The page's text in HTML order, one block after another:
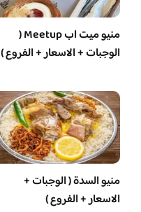
منيو ميت اب Meetup (
الوجبات + الاسعار + الفروع )
منيو السدة ( الوجبات +
الاسعار + الفروع )